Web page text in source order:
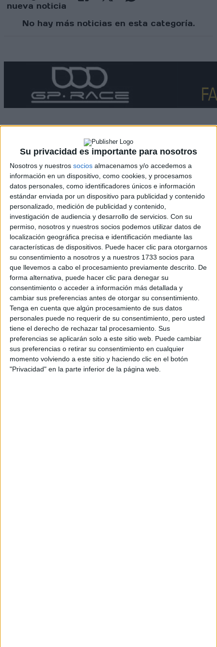
Su privacidad es importante para nosotros
Nosotros y nuestros socios almacenamos y/o accedemos a
información en un dispositivo, como cookies, y procesamos
datos personales, como identificadores únicos e información
estándar enviada por un dispositivo para publicidad y contenido
personalizado, medición de publicidad y contenido,
investigación de audiencia y desarrollo de servicios. Con su
permiso, nosotros y nuestros socios podemos utilizar datos de
localización geográfica precisa e identificación mediante las
características de dispositivos. Puede hacer clic para otorgarnos
su consentimiento a nosotros y a nuestros 1733 socios para
que llevemos a cabo el procesamiento previamente descrito. De
forma alternativa, puede hacer clic para denegar su
consentimiento o acceder a información más detallada y
cambiar sus preferencias antes de otorgar su consentimiento.
Tenga en cuenta que algún procesamiento de sus datos
personales puede no requerir de su consentimiento, pero usted
tiene el derecho de rechazar tal procesamiento. Sus
preferencias se aplicarán solo a este sitio web. Puede cambiar
sus preferencias o retirar su consentimiento en cualquier
momento volviendo a este sitio y haciendo clic en el botón
"Privacidad" en la parte inferior de la página web.
nueva noticia
No hay más noticias en esta categoría.
Rallyes
WRC
S-CER
ERC
CERA
CERT
Internacionales
Campeonatos Autonómicos
Históricos
Dakar
RallyCross
Circuitos
F1
Fórmula E
F2 / F3 / F4
Resistencia
Indycar
Otros
Producto